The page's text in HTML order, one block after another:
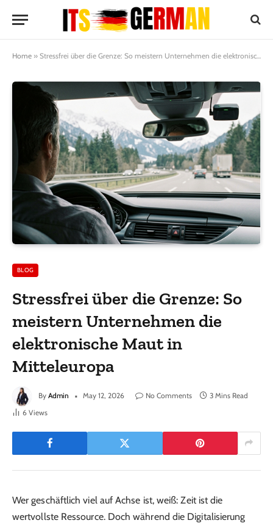
Home » Stressfrei über die Grenze: So meistern Unternehmen die elektronische Maut in Mitteleuropa
BLOG
Stressfrei über die Grenze: So
meistern Unternehmen die
elektronische Maut in
Mitteleuropa
By Admin May 12, 2026 No Comments
3 Mins Read
6 Views
Wer geschäftlich viel auf Achse ist, weiß: Zeit ist die
wertvollste Ressource. Doch während die Digitalisierung